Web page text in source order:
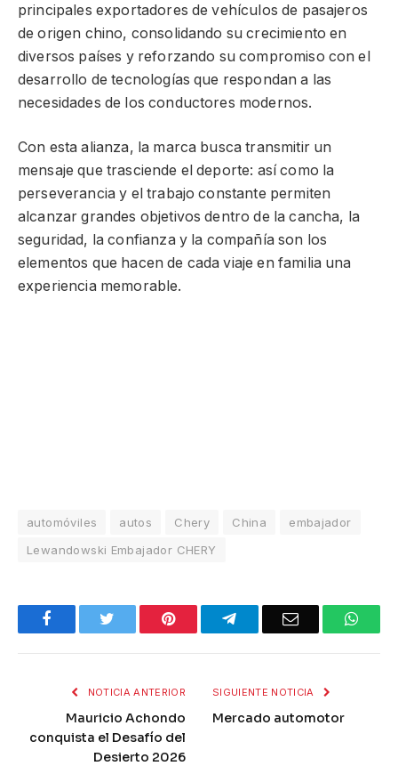
principales exportadores de vehículos de pasajeros
de origen chino, consolidando su crecimiento en
diversos países y reforzando su compromiso con el
desarrollo de tecnologías que respondan a las
necesidades de los conductores modernos.
Con esta alianza, la marca busca transmitir un
mensaje que trasciende el deporte: así como la
perseverancia y el trabajo constante permiten
alcanzar grandes objetivos dentro de la cancha, la
seguridad, la confianza y la compañía son los
elementos que hacen de cada viaje en familia una
experiencia memorable.
automóviles autos Chery China
embajador
Lewandowski Embajador CHERY
Facebook Pinterest TelegramEmail
NOTICIA ANTERIOR
Mauricio Achondo
conquista el Desafío del
Desierto 2026
SIGUIENTE NOTICIA
Mercado automotor